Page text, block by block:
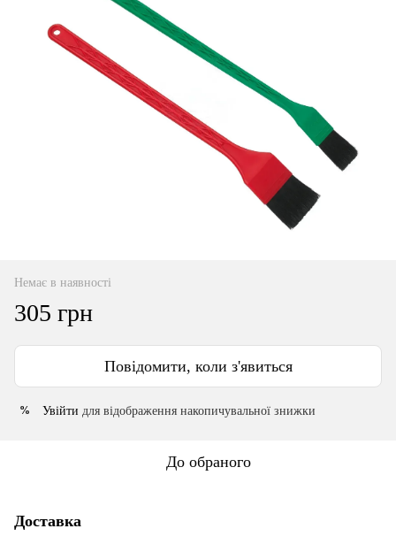
Немає в наявності
305 грн
Повідомити, коли з'явиться
% Увійти для відображення накопичувальної знижки
До обраного
Доставка